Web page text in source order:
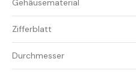
Gehäusematerial
Zifferblatt
Durchmesser